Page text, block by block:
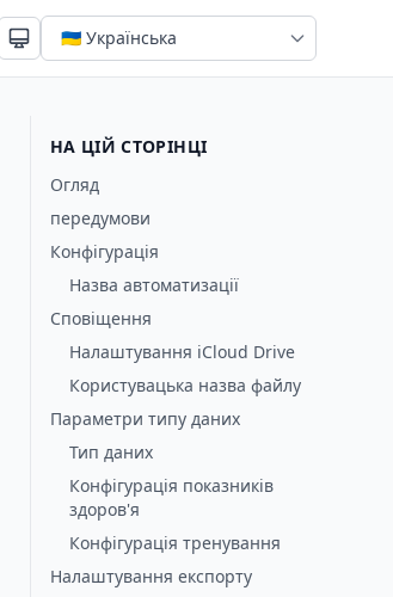
НА ЦІЙ СТОРІНЦІ
Огляд
передумови
Конфігурація
Назва автоматизації
Сповіщення
Налаштування iCloud Drive
Користувацька назва файлу
Параметри типу даних
Тип даних
Конфігурація показників
здоров'я
Конфігурація тренування
Налаштування експорту